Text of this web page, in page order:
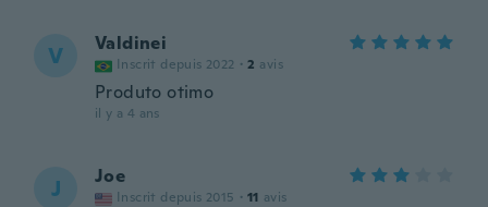
V Valdinei
Inscrit depuis 2022 · 2 avis
Produto otimo
il y a 4 ans
J Joe
Inscrit depuis 2015 · 11 avis